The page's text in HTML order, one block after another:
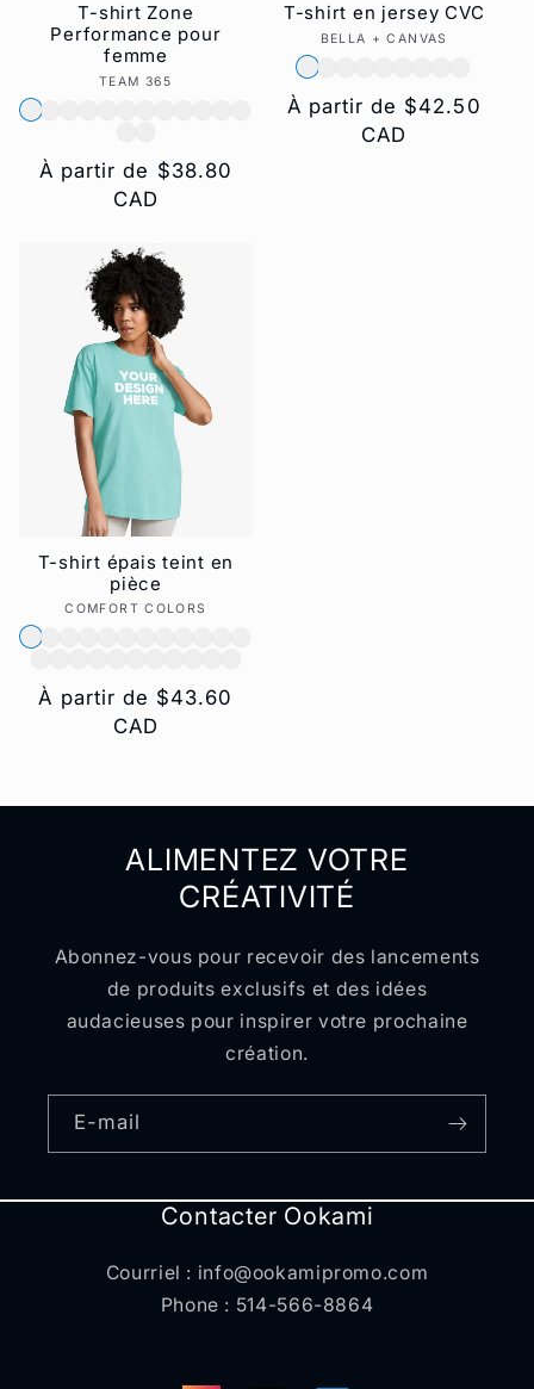
T-shirt Zone
Performance pour
femme
Fournisseur :
TEAM 365
PrixÀ partir de $38.80
CAD
T-shirt en jersey CVC
Fournisseur :
BELLA + CANVAS
PrixÀ partir de $42.50
CAD
T-shirt épais teint en
pièce
Fournisseur :
COMFORT COLORS
PrixÀ partir de $43.60
CAD
ALIMENTEZ VOTRE
CRÉATIVITÉ
Abonnez-vous pour recevoir des lancements
de produits exclusifs et des idées
audacieuses pour inspirer votre prochaine
création.
E-mail
Contacter Ookami
Courriel : info@ookamipromo.com
Phone : 514-566-8864